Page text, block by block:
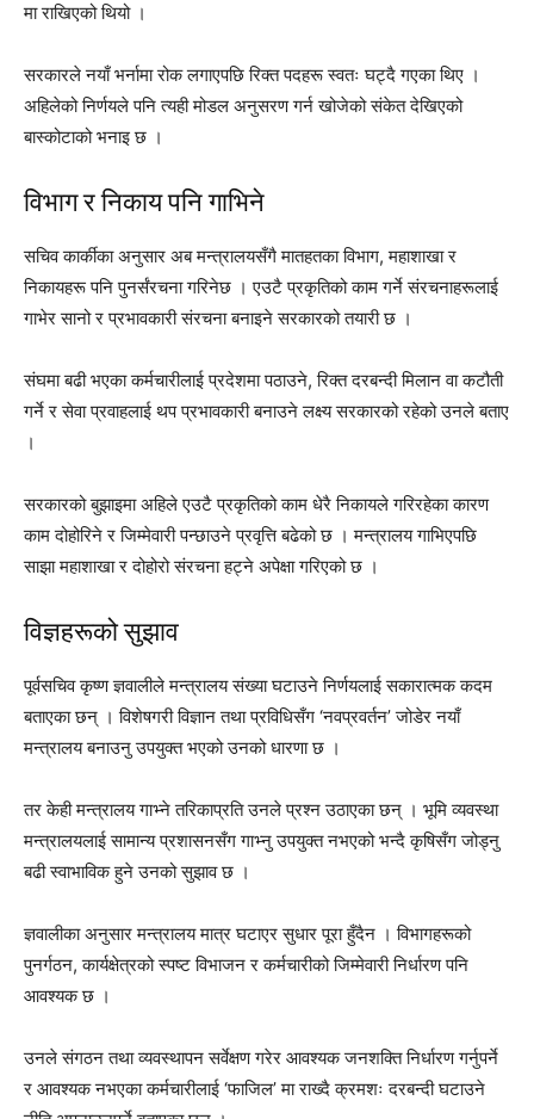
मा राखिएको थियो ।
सरकारले नयाँ भर्नामा रोक लगाएपछि रिक्त पदहरू स्वतः घट्दै गएका थिए ।
अहिलेको निर्णयले पनि त्यही मोडल अनुसरण गर्न खोजेको संकेत देखिएको
बास्कोटाको भनाइ छ ।
विभाग र निकाय पनि गाभिने
सचिव कार्कीका अनुसार अब मन्त्रालयसँगै मातहतका विभाग, महाशाखा र
निकायहरू पनि पुनर्संरचना गरिनेछ । एउटै प्रकृतिको काम गर्ने संरचनाहरूलाई
गाभेर सानो र प्रभावकारी संरचना बनाइने सरकारको तयारी छ ।
संघमा बढी भएका कर्मचारीलाई प्रदेशमा पठाउने, रिक्त दरबन्दी मिलान वा कटौती
गर्ने र सेवा प्रवाहलाई थप प्रभावकारी बनाउने लक्ष्य सरकारको रहेको उनले बताए
।
सरकारको बुझाइमा अहिले एउटै प्रकृतिको काम धेरै निकायले गरिरहेका कारण
काम दोहोरिने र जिम्मेवारी पन्छाउने प्रवृत्ति बढेको छ । मन्त्रालय गाभिएपछि
साझा महाशाखा र दोहोरो संरचना हट्ने अपेक्षा गरिएको छ ।
विज्ञहरूको सुझाव
पूर्वसचिव कृष्ण ज्ञवालीले मन्त्रालय संख्या घटाउने निर्णयलाई सकारात्मक कदम
बताएका छन् । विशेषगरी विज्ञान तथा प्रविधिसँग ‘नवप्रवर्तन’ जोडेर नयाँ
मन्त्रालय बनाउनु उपयुक्त भएको उनको धारणा छ ।
तर केही मन्त्रालय गाभ्ने तरिकाप्रति उनले प्रश्न उठाएका छन् । भूमि व्यवस्था
मन्त्रालयलाई सामान्य प्रशासनसँग गाभ्नु उपयुक्त नभएको भन्दै कृषिसँग जोड्नु
बढी स्वाभाविक हुने उनको सुझाव छ ।
ज्ञवालीका अनुसार मन्त्रालय मात्र घटाएर सुधार पूरा हुँदैन । विभागहरूको
पुनर्गठन, कार्यक्षेत्रको स्पष्ट विभाजन र कर्मचारीको जिम्मेवारी निर्धारण पनि
आवश्यक छ ।
उनले संगठन तथा व्यवस्थापन सर्वेक्षण गरेर आवश्यक जनशक्ति निर्धारण गर्नुपर्ने
र आवश्यक नभएका कर्मचारीलाई ‘फाजिल’ मा राख्दै क्रमशः दरबन्दी घटाउने